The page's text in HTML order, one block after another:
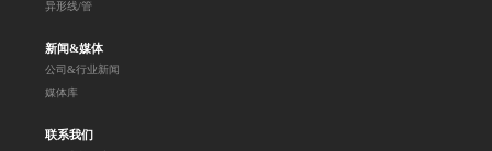
异形线/管
新闻&媒体
公司&行业新闻
媒体库
联系我们